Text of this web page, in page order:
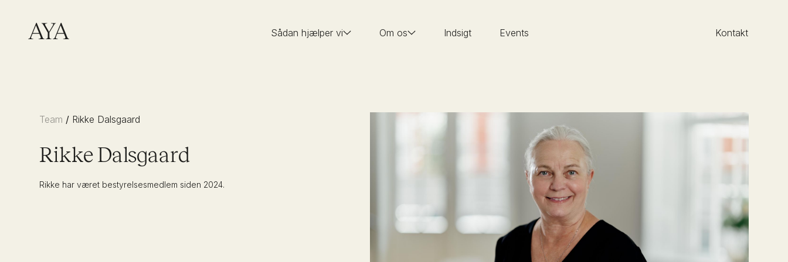
Sådan hjælper vi Om os Indsigt Events Kontakt
Team / Rikke Dalsgaard
Rikke Dalsgaard
Rikke har været bestyrelsesmedlem siden 2024.